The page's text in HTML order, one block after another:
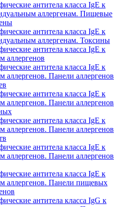
антитела класса IgE к
аллергенам. Пищевые
антитела класса IgE к
аллергенам. Токсины
антитела класса IgE к
аллергенов
антитела класса IgE к
аллергенов. Панели аллергенов
антитела класса IgE к
аллергенов. Панели аллергенов
антитела класса IgE к
аллергенов. Панели аллергенов
антитела класса IgE к
аллергенов. Панели аллергенов
антитела класса IgE к
аллергенов. Панели пищевых
антитела класса IgG к